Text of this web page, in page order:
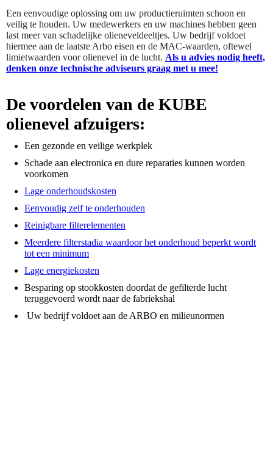
Een eenvoudige oplossing om uw productieruimten schoon en
veilig te houden. Uw medewerkers en uw machines hebben geen
last meer van schadelijke olieneveldeeltjes. Uw bedrijf voldoet
hiermee aan de laatste Arbo eisen en de MAC-waarden, oftewel
limietwaarden voor olienevel in de lucht. Als u advies nodig heeft,
denken onze technische adviseurs graag met u mee!
De voordelen van de KUBE
olienevel afzuigers:
Een gezonde en veilige werkplek
Schade aan electronica en dure reparaties kunnen worden
voorkomen
Lage onderhoudskosten
Eenvoudig zelf te onderhouden
Reinigbare filterelementen
Meerdere filterstadia waardoor het onderhoud beperkt wordt
tot een minimum
Lage energiekosten
Besparing op stookkosten doordat de gefilterde lucht
teruggevoerd wordt naar de fabriekshal
Uw bedrijf voldoet aan de ARBO en milieunormen